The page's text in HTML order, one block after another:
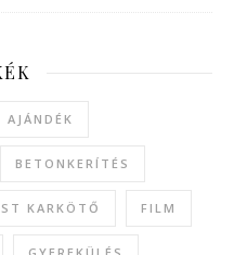
AJÁNDÉK
BETONKERÍTÉS
KARKÖTŐ FILM